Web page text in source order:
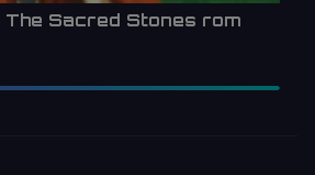
The Sacred Stones rom